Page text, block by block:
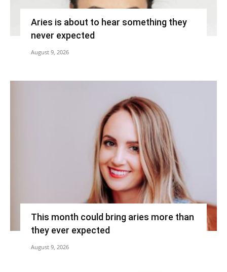
Aries is about to hear something they
never expected
August 9, 2026
This month could bring aries more than
they ever expected
August 9, 2026